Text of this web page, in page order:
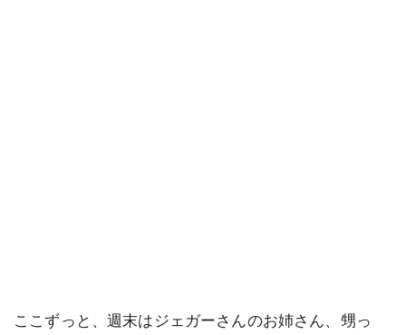
ここずっと、週末はジェガーさんのお姉さん、甥っ